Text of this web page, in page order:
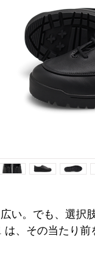
い。でも、選択
は、その当たり